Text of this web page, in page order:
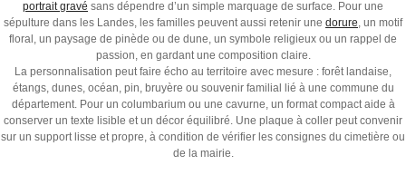
portrait gravé sans dépendre d’un simple marquage de surface. Pour une
sépulture dans les Landes, les familles peuvent aussi retenir une dorure, un motif
floral, un paysage de pinède ou de dune, un symbole religieux ou un rappel de
passion, en gardant une composition claire.
La personnalisation peut faire écho au territoire avec mesure : forêt landaise,
étangs, dunes, océan, pin, bruyère ou souvenir familial lié à une commune du
département. Pour un columbarium ou une cavurne, un format compact aide à
conserver un texte lisible et un décor équilibré. Une plaque à coller peut convenir
sur un support lisse et propre, à condition de vérifier les consignes du cimetière ou
de la mairie.